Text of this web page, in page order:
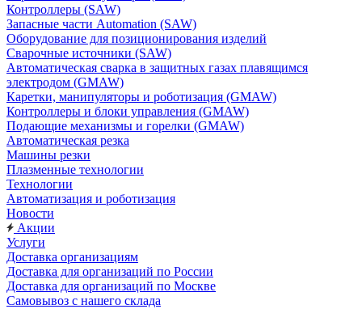
Контроллеры (SAW)
Запасные части Automation (SAW)
Оборудование для позиционирования изделий
Сварочные источники (SAW)
Автоматическая сварка в защитных газах плавящимся
электродом (GMAW)
Каретки, манипуляторы и роботизация (GMAW)
Контроллеры и блоки управления (GMAW)
Подающие механизмы и горелки (GMAW)
Автоматическая резка
Машины резки
Плазменные технологии
Технологии
Автоматизация и роботизация
Новости
Акции
Услуги
Доставка организациям
Доставка для организаций по России
Доставка для организаций по Москве
Самовывоз с нашего склада